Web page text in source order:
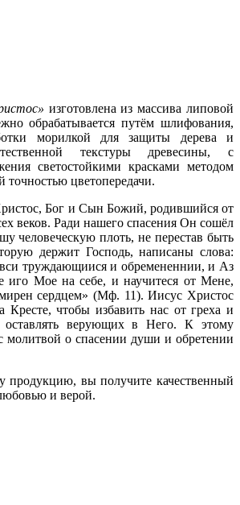
изготовлена из массива липовой
обрабатывается путём шлифования,
морилкой для защиты дерева и
текстуры древесины, с
светостойкими красками методом
цветопередачи.
Бог и Сын Божий, родившийся от
веков. Ради нашего спасения Он сошёл
человеческую плоть, не перестав быть
держит Господь, написаны слова:
труждающиися и обремененнии, и Аз
иго Мое на себе, и научитеся от Мене,
сердцем» (Мф. 11). Иисус Христос
Кресте, чтобы избавить нас от греха и
верующих в Него. К этому
молитвой о спасении души и обретении
продукцию, вы получите качественный
и верой.